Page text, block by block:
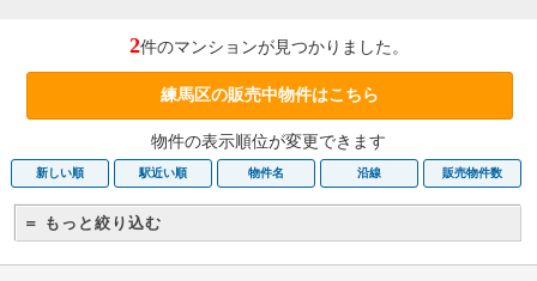
2件のマンションが見つかりました。
練馬区の販売中物件はこちら
物件の表示順位が変更できます
新しい順 駅近い順 物件名 沿線 販売物件数
＝ もっと絞り込む